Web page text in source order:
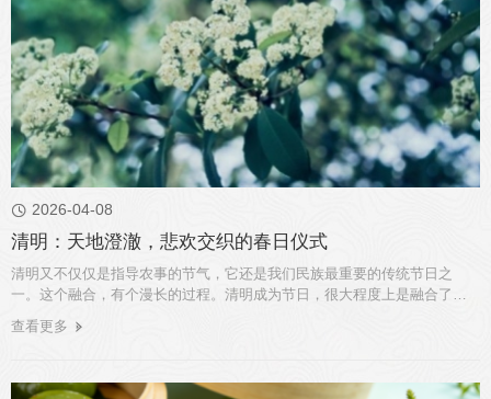
 2026-04-08
清明：天地澄澈，悲欢交织的春日仪式
清明又不仅仅是指导农事的节气，它还是我们民族最重要的传统节日之
一。这个融合，有个漫长的过程。清明成为节日，很大程度上是融合了比
查看更多